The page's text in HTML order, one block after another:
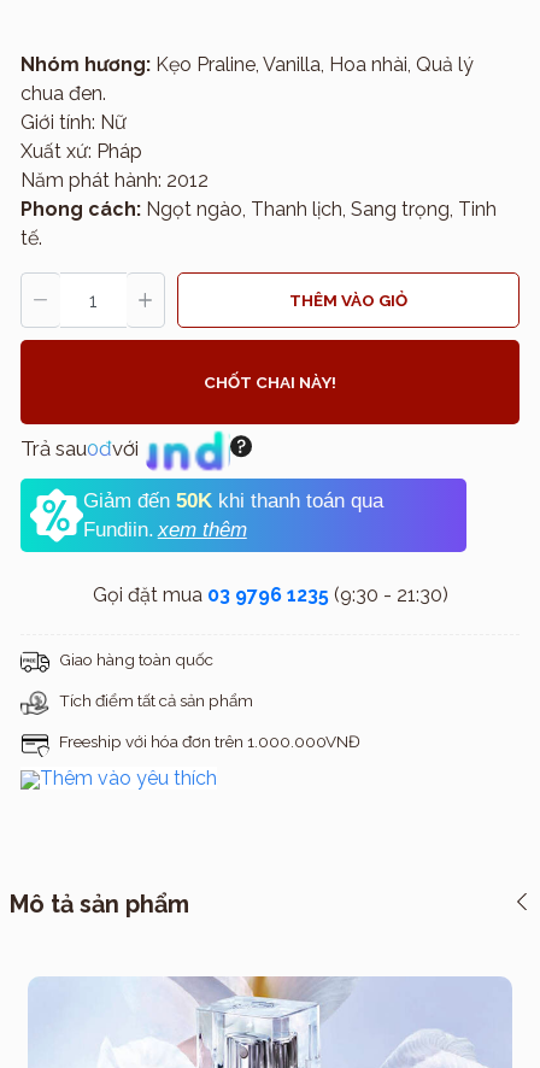
Nhóm hương: Kẹo Praline, Vanilla, Hoa nhài, Quả lý
chua đen.
Giới tính: Nữ
Xuất xứ: Pháp
Năm phát hành: 2012
Phong cách: Ngọt ngào, Thanh lịch, Sang trọng, Tinh
tế.
THÊM VÀO GIỎ
CHỐT CHAI NÀY!
Trả sau0đvới
Giảm đến 50K khi thanh toán qua
Fundiin. xem thêm
Gọi đặt mua 03 9796 1235(9:30 - 21:30)
Giao hàng toàn quốc
Tích điểm tất cả sản phẩm
Freeship với hóa đơn trên 1.000.000VNĐ
Thêm vào yêu thích
Mô tả sản phẩm